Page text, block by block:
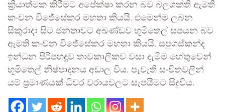
ක්‍රියාත්මක කිරීමට අපේක්ෂා කරන බව බලශක්ති ඇමති
කංචන විජේසේකර මහතා කියයි. එමෙන්ම ලබන
සිකුරාදා සිට ජනතාවට අඛණ්ඩව භූමිතෙල් සපයන බව
ඇමති කංචන විජේසේකර මහතා කියයි. සපුගස්කන්ද
ඉන්ධන පිරිපහදුව තාවකාලිකව වසා දැමීම හේතුවෙන්
භූමිතෙල් නිෂ්පාදනය අඩාල විය. පැවැති සංචිතවලින්
යම් ප්‍රමාණයක් ධීවර වරායවලට සැපයීමට සිදුවිය.